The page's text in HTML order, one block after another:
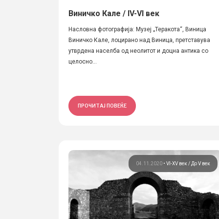
Виничко Кале / IV-VI век
Насловна фотографија: Музеј „Теракота“, Виница
Виничко Кале, лоцирано над Виница, претставува
утврдена населба од неолитот и доцна антика со
целосно...
ПРОЧИТАЈ ПОВЕЌЕ
04.11.2020 •VI-XV век До V век